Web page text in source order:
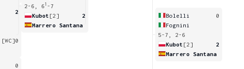
2
[WC]0
0
2-6, 6 1 -7
Kubot [2]
2
Marrero Santana
Bolelli
0
Fognini
5-7, 2-6
Kubot [2]
2
Marrero Santana